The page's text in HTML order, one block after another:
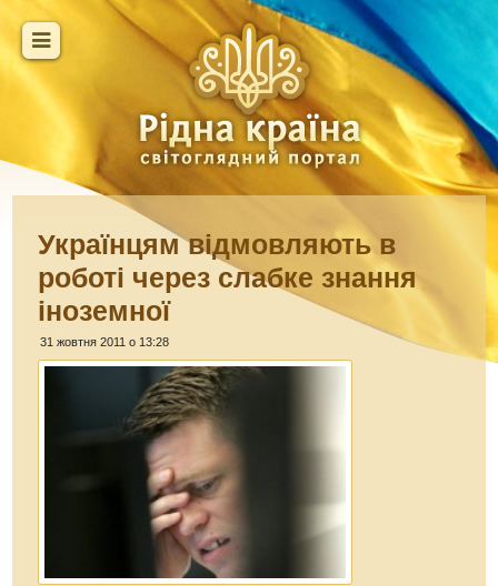
Українцям відмовляють в
роботі через слабке знання
іноземної
31 жовтня 2011 о 13:28